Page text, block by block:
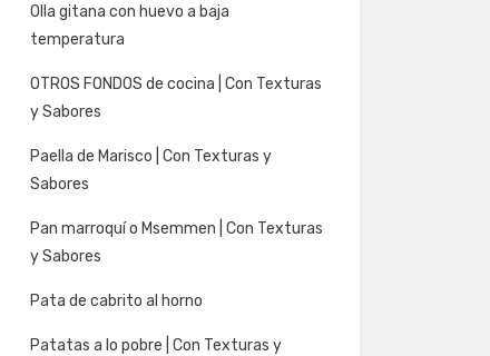
Olla gitana con huevo a baja
temperatura
OTROS FONDOS de cocina | Con Texturas
y Sabores
Paella de Marisco | Con Texturas y
Sabores
Pan marroquí o Msemmen | Con Texturas
y Sabores
Pata de cabrito al horno
Patatas a lo pobre | Con Texturas y